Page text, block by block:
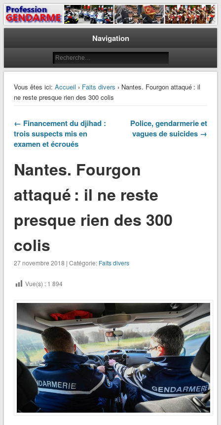
Profession Gendarme
Le journal des gendarmes
Navigation
Vous êtes ici: Accueil › Faits divers › Nantes. Fourgon attaqué : il
ne reste presque rien des 300 colis
← Financement du djihad :
trois suspects mis en
examen et écroués
Police, gendarmerie et
vagues de suicides →
Nantes. Fourgon
attaqué : il ne reste
presque rien des 300
colis
27 novembre 2018 | Catégorie: Faits divers
Vue(s) : 1 894